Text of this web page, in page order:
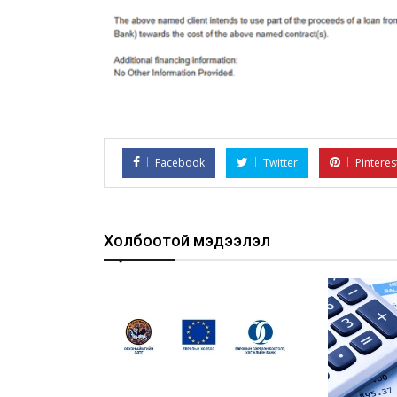
Facebook Twitter
Холбоотой мэдээлэл